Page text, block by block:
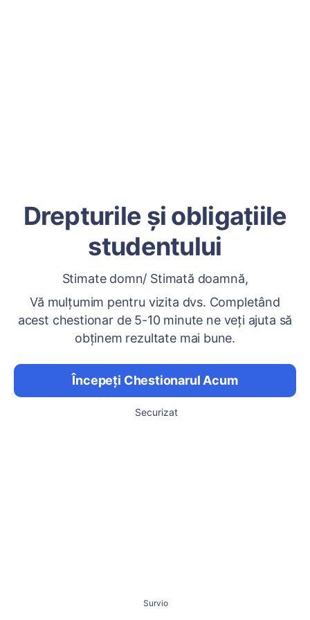
Drepturile și obligațiile
studentului
Stimate domn/ Stimată doamnă,
Vă mulțumim pentru vizita dvs. Completând
acest chestionar de 5-10 minute ne veți ajuta să
obținem rezultate mai bune.
Începeți Chestionarul Acum
Securizat
Survio